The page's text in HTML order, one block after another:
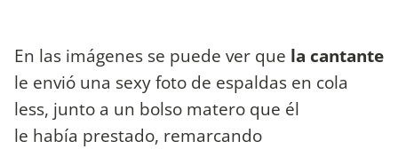
En las imágenes se puede ver que la cantante
le envió una sexy foto de espaldas en cola
less, junto a un bolso matero que él
le había prestado, remarcando